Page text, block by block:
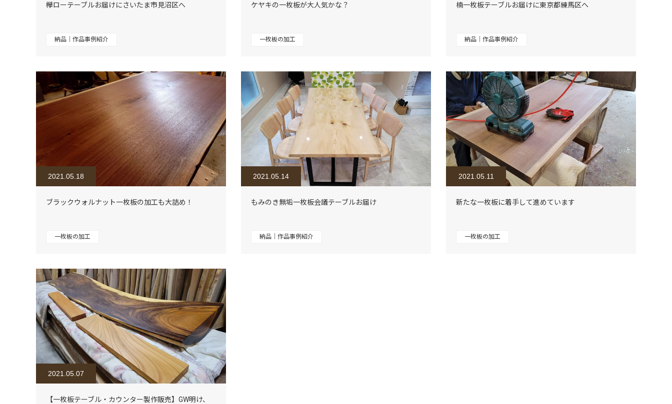
欅ローテーブルお届けにさいたま市見沼区へ
納品｜作品事例紹介
ケヤキの一枚板が大人気かな？
一枚板の加工
楠一枚板テーブルお届けに東京都練馬区へ
納品｜作品事例紹介
2021.05.18
ブラックウォルナット一枚板の加工も大詰め！
一枚板の加工
2021.05.14
もみのき無垢一枚板会議テーブルお届け
納品｜作品事例紹介
2021.05.11
新たな一枚板に着手して進めています
一枚板の加工
2021.05.07
【一枚板テーブル・カウンター製作販売】GW明け、